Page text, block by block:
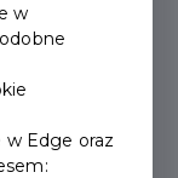
w
w Edge oraz